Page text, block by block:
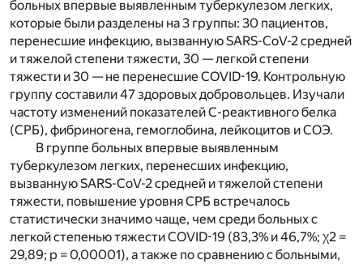
больных впервые выявленным туберкулезом легких,
которые были разделены на 3 группы: 30 пациентов,
перенесшие инфекцию, вызванную SARS-CoV-2 средней
и тяжелой степени тяжести, 30 — легкой степени
тяжести и 30 — не перенесшие COVID-19. Контрольную
группу составили 47 здоровых добровольцев. Изучали
частоту изменений показателей С-реактивного белка
(СРБ), фибриногена, гемоглобина, лейкоцитов и СОЭ.
В группе больных впервые выявленным
туберкулезом легких, перенесших инфекцию,
вызванную SARS-CoV-2 средней и тяжелой степени
тяжести, повышение уровня СРБ встречалось
статистически значимо чаще, чем среди больных с
легкой степенью тяжести COVID-19 (83,3% и 46,7%; χ2 =
29,89; p = 0,00001), а также по сравнению с больными,